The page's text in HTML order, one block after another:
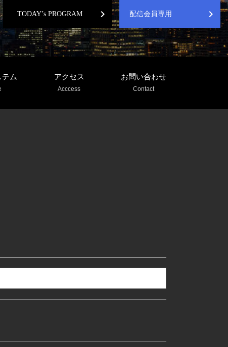
TODAY’s PROGRAM chevron_right 配信会員専用 chevron_right
ム アクセス
Acccess
お問い合わせ
Contact